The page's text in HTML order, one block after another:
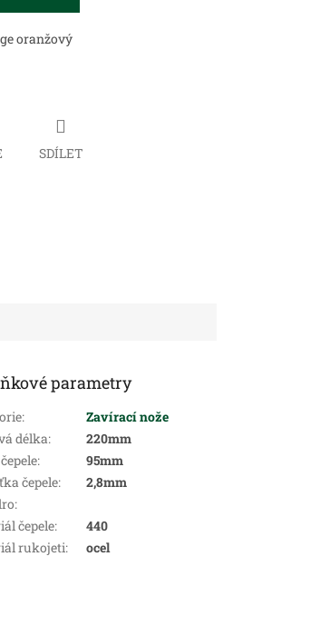
oranžový
SDÍLET
parametry
:
Zavírací nože
délka:
220mm
:
95mm
čepele:
2,8mm
:
čepele:
440
rukojeti: ocel